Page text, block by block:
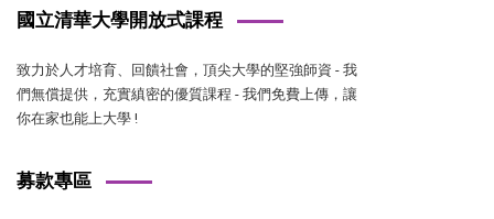
國立清華大學開放式課程
致力於人才培育、回饋社會，頂尖大學的堅強師資 - 我
們無償提供，充實縝密的優質課程 - 我們免費上傳，讓
你在家也能上大學 !
募款專區